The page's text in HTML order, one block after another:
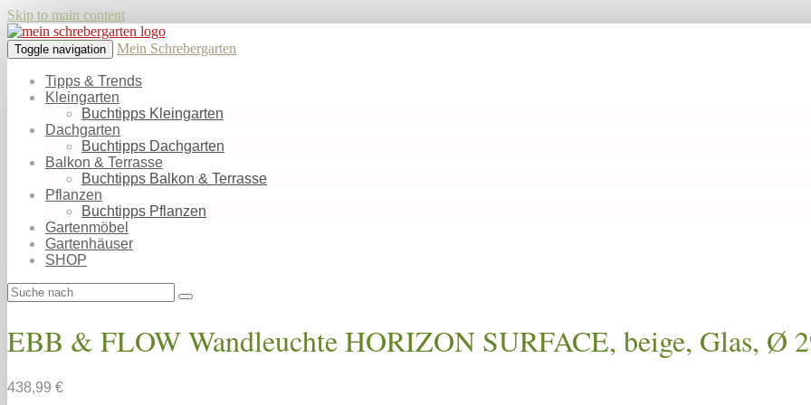
Skip to main content
Toggle navigation Mein Schrebergarten
Tipps & Trends
Kleingarten
Buchtipps Kleingarten
Dachgarten
Buchtipps Dachgarten
Balkon & Terrasse
Buchtipps Balkon & Terrasse
Pflanzen
Buchtipps Pflanzen
Gartenmöbel
Gartenhäuser
SHOP
EBB & FLOW Wandleuchte HORIZON SURFACE, beige, Glas, Ø
438,99 €